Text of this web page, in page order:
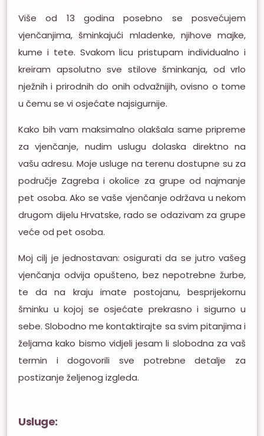
Više od 13 godina posebno se posvećujem
vjenčanjima, šminkajući mladenke, njihove majke,
kume i tete. Svakom licu pristupam individualno i
kreiram apsolutno sve stilove šminkanja, od vrlo
nježnih i prirodnih do onih odvažnijih, ovisno o tome
u čemu se vi osjećate najsigurnije.
Kako bih vam maksimalno olakšala same pripreme
za vjenčanje, nudim uslugu dolaska direktno na
vašu adresu. Moje usluge na terenu dostupne su za
područje Zagreba i okolice za grupe od najmanje
pet osoba. Ako se vaše vjenčanje održava u nekom
drugom dijelu Hrvatske, rado se odazivam za grupe
veće od pet osoba.
Moj cilj je jednostavan: osigurati da se jutro vašeg
vjenčanja odvija opušteno, bez nepotrebne žurbe,
te da na kraju imate postojanu, besprijekornu
šminku u kojoj se osjećate prekrasno i sigurno u
sebe. Slobodno me kontaktirajte sa svim pitanjima i
željama kako bismo vidjeli jesam li slobodna za vaš
termin i dogovorili sve potrebne detalje za
postizanje željenog izgleda.
Usluge: